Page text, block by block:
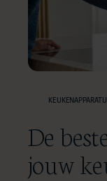
De
jouw